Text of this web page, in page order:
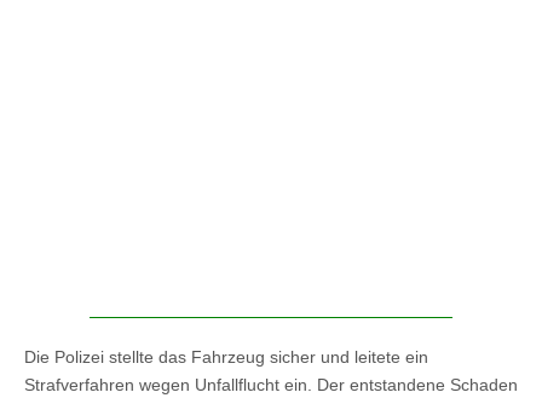
Die Polizei stellte das Fahrzeug sicher und leitete ein
Strafverfahren wegen Unfallflucht ein. Der entstandene Schaden